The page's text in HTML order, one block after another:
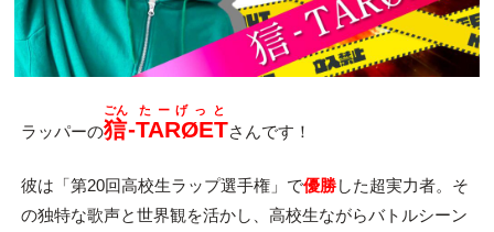
ラッパーの狺
ごん
-TARØET
たーげっと
さんです！
彼は「第20回高校生ラップ選手権」で優勝した超実力者。そ
の独特な歌声と世界観を活かし、高校生ながらバトルシーン